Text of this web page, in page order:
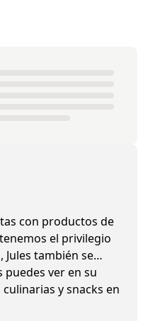
con productos de
el privilegio
también se
ver en su
y snacks en